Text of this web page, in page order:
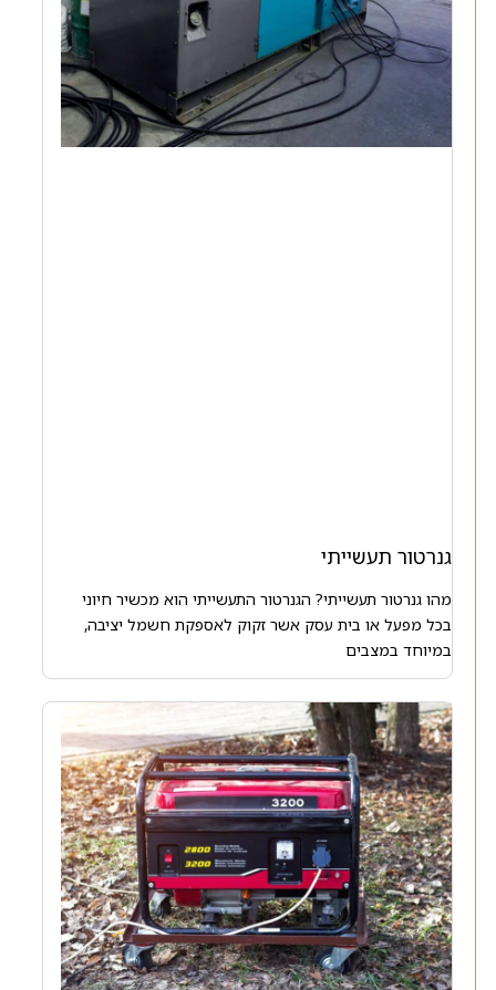
גנרטור תעשייתי
מהו גנרטור תעשייתי? הגנרטור התעשייתי הוא מכשיר חיוני
בכל מפעל או בית עסק אשר זקוק לאספקת חשמל יציבה,
במיוחד במצבים